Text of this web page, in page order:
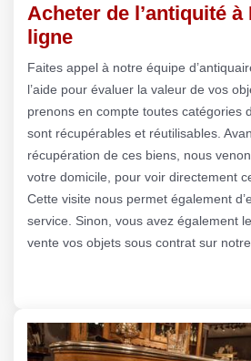
Acheter de l’antiquité à
ligne
Faites appel à notre équipe
l’aide pour évaluer la valeur de vos
prenons en compte toutes catégories
sont récupérables et réutilisables.
récupération de ces biens, nous
votre domicile, pour voir directement
Cette visite nous permet également
service. Sinon, vous avez également
vente vos objets sous contrat sur